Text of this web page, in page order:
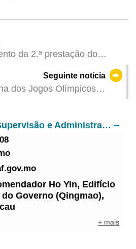
da 2.ª prestação do
1 de Dezembro
Seguinte notícia
dos Jogos Olímpicos
e Macau no dia 29 de
Instituto para a Supervisão e Administração Farmacêutica
Ho Yin, Edifício
Governo (Qingmao),
+ mais